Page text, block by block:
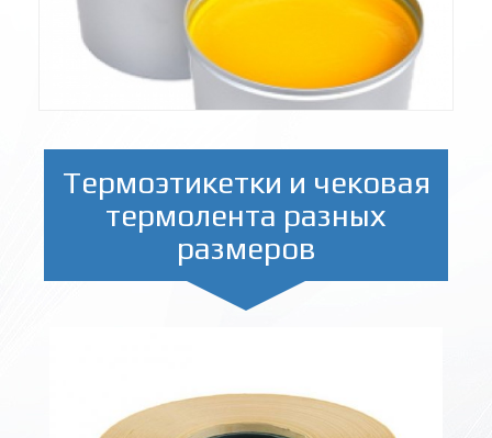
Термоэтикетки и чековая
термолента разных
размеров